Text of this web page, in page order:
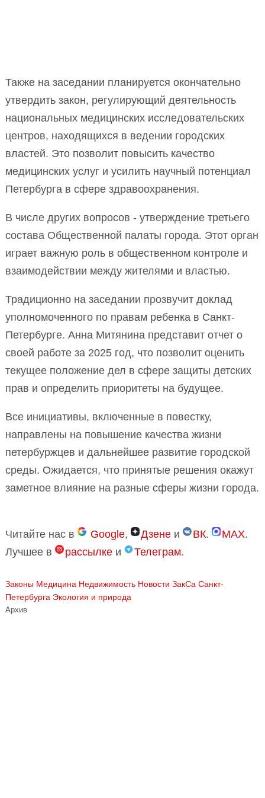
Также на заседании планируется окончательно
утвердить закон, регулирующий деятельность
национальных медицинских исследовательских
центров, находящихся в ведении городских
властей. Это позволит повысить качество
медицинских услуг и усилить научный потенциал
Петербурга в сфере здравоохранения.
В числе других вопросов - утверждение третьего
состава Общественной палаты города. Этот орган
играет важную роль в общественном контроле и
взаимодействии между жителями и властью.
Традиционно на заседании прозвучит доклад
уполномоченного по правам ребенка в Санкт-
Петербурге. Анна Митянина представит отчет о
своей работе за 2025 год, что позволит оценить
текущее положение дел в сфере защиты детских
прав и определить приоритеты на будущее.
Все инициативы, включенные в повестку,
направлены на повышение качества жизни
петербуржцев и дальнейшее развитие городской
среды. Ожидается, что принятые решения окажут
заметное влияние на разные сферы жизни города.
Читайте нас в Google, Дзене и ВК. MAX.
Лучшее в
рассылке и Телеграм.
Законы Медицина Недвижимость Новости ЗакСа Санкт-
Петербурга Экология и природа
Архив